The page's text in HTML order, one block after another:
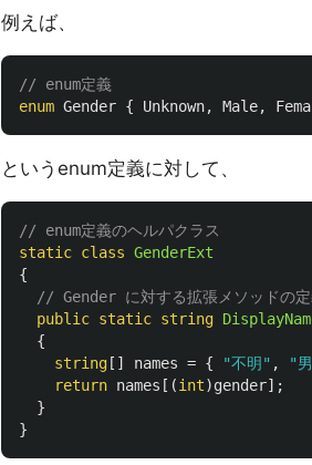
例えば、
// enum定義
enum Gender { Unknown, Male,
というenum定義に対して、
// enum定義のヘルパクラス
static class GenderExt
{
// Gender に対する拡張メソッドの定
public static string
{
string [] names = { "不明" , "
return names [(int)gender];
}
}